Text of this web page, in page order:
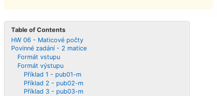
Table of Contents
HW 06 - Maticové počty
Povinné zadání - 2 matice
Formát vstupu
Formát výstupu
Příklad 1 - pub01-m
Příklad 2 - pub02-m
Příklad 3 - pub03-m